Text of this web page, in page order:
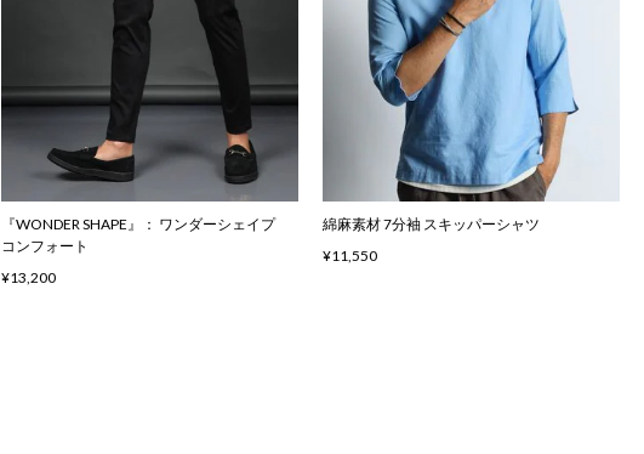
『WONDER SHAPE』： ワンダーシェイプ
コンフォート
¥13,200
綿麻素材 7分袖 スキッパーシャツ
¥11,550